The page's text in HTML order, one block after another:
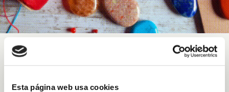
Esta página web usa cookies